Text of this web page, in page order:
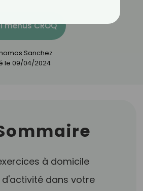
menus CROQ
Sanchez
le 09/04/2024
à domicile
d'activité dans votre